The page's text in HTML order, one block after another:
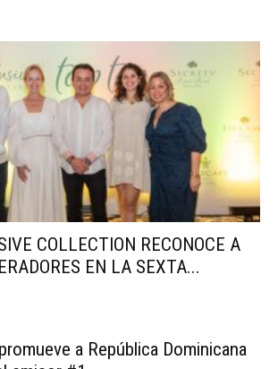
COLLECTION RECONOCE A
EN LA SEXTA...
a República Dominicana